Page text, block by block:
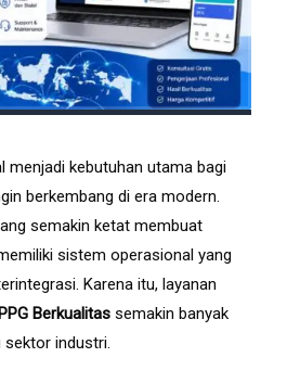
menjadi kebutuhan utama bagi
berkembang di era modern.
semakin ketat membuat
sistem operasional yang
Karena itu, layanan
Berkualitas semakin banyak
sektor industri.